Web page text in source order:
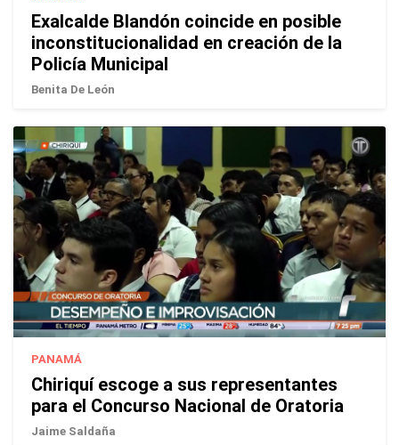
Exalcalde Blandón coincide en posible
inconstitucionalidad en creación de la
Policía Municipal
Benita De León
PANAMÁ
Chiriquí escoge a sus representantes
para el Concurso Nacional de Oratoria
Jaime Saldaña